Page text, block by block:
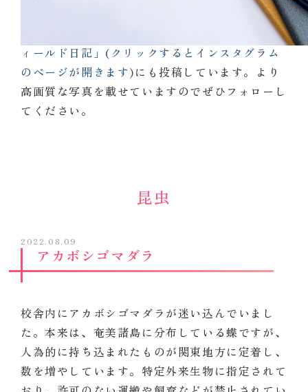
インスタグラム「不二聖心女子学院フ
ィールド日記」(クリックするとインスタグラム
のページが開きます)にも投稿しています。より
高画質な写真を載せていますのでぜひフォローし
てください。
昆虫
2022.08.09
アカボシゴマダラ
校舎内にアカボシゴマダラが迷い込んでいまし
た。本来は、奄美諸島に分布している蝶ですが、
人為的に持ち込まれたものが関東地方に定着し、
数を増やしています。特定外来生物に指定されて